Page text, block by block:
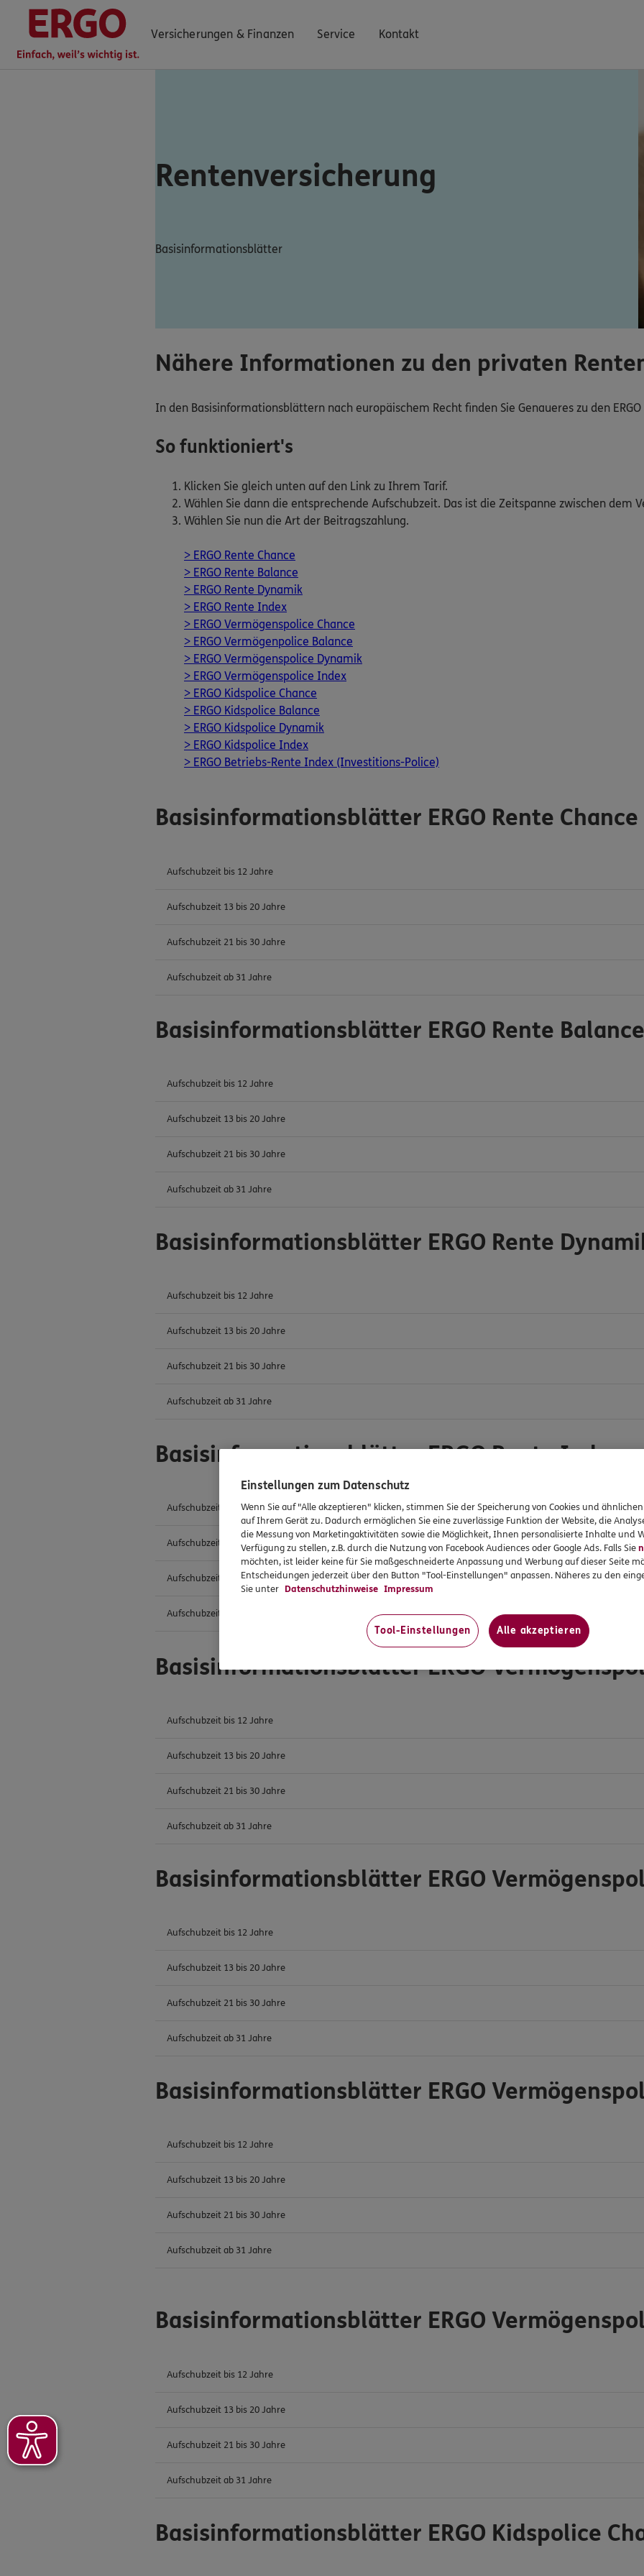
Versicherungen & Finanzen Service Kontakt
ERGO Berater findenRentenversicherung
Basisinformationsblätter
Nähere Informationen zu den privaten
In den Basisinformationsblättern nach europäischem Recht finden Sie Genaueres zu den
So funktioniert's
Klicken Sie gleich unten auf den Link zu Ihrem Tarif.
Wählen Sie dann die entsprechende Aufschubzeit. Das ist die Zeitspanne zwischen dem
Wählen Sie nun die Art der Beitragszahlung.
> ERGO Rente Chance
> ERGO Rente Balance
> ERGO Rente Dynamik
> ERGO Rente Index
> ERGO Vermögenspolice Chance
> ERGO Vermögenpolice Balance
> ERGO Vermögenspolice Dynamik
> ERGO Vermögenspolice Index
> ERGO Kidspolice Chance
> ERGO Kidspolice Balance
> ERGO Kidspolice Dynamik
> ERGO Kidspolice Index
> ERGO Betriebs-Rente Index (Investitions-Police)
Basisinformationsblätter ERGO Rente Chance
Aufschubzeit bis 12 Jahre
Aufschubzeit 13 bis 20 Jahre
Aufschubzeit 21 bis 30 Jahre
Aufschubzeit ab 31 Jahre
Basisinformationsblätter ERGO Rente Balance
Aufschubzeit bis 12 Jahre
Aufschubzeit 13 bis 20 Jahre
Aufschubzeit 21 bis 30 Jahre
Aufschubzeit ab 31 Jahre
Basisinformationsblätter ERGO Rente
Aufschubzeit bis 12 Jahre
Aufschubzeit 13 bis 20 Jahre
Aufschubzeit 21 bis 30 Jahre
Aufschubzeit ab 31 Jahre
Basisinformationsblätter ERGO Rente Index
Aufschubzeit bis 12 Jahre
Aufschubzeit 13 bis 20 Jahre
Aufschubzeit 21 bis 30 Jahre
Aufschubzeit ab 31 Jahre
Basisinformationsblätter ERGO
Aufschubzeit bis 12 Jahre
Aufschubzeit 13 bis 20 Jahre
Aufschubzeit 21 bis 30 Jahre
Aufschubzeit ab 31 Jahre
Basisinformationsblätter ERGO
Aufschubzeit bis 12 Jahre
Aufschubzeit 13 bis 20 Jahre
Aufschubzeit 21 bis 30 Jahre
Aufschubzeit ab 31 Jahre
Basisinformationsblätter ERGO
Aufschubzeit bis 12 Jahre
Aufschubzeit 13 bis 20 Jahre
Aufschubzeit 21 bis 30 Jahre
Aufschubzeit ab 31 Jahre
Basisinformationsblätter ERGO
Aufschubzeit bis 12 Jahre
Aufschubzeit 13 bis 20 Jahre
Aufschubzeit 21 bis 30 Jahre
Aufschubzeit ab 31 Jahre
Basisinformationsblätter ERGO Kidspolice
Einstellungen zum Datenschutz
Wenn Sie auf "Alle akzeptieren" klicken, stimmen Sie der Speicherung von Cookies und
auf Ihrem Gerät zu. Dadurch ermöglichen Sie eine zuverlässige Funktion der Website, die
die Messung von Marketingaktivitäten sowie die Möglichkeit, Ihnen personalisierte Inhalte und
Verfügung zu stellen, z.B. durch die Nutzung von Facebook Audiences oder Google Ads. Falls Sie
möchten, ist leider keine für Sie maßgeschneiderte Anpassung und Werbung auf dieser Seite
Entscheidungen jederzeit über den Button "Tool-Einstellungen" anpassen. Näheres zu den
Sie unter Datenschutzhinweise Impressum
Tool-Einstellungen Alle akzeptieren